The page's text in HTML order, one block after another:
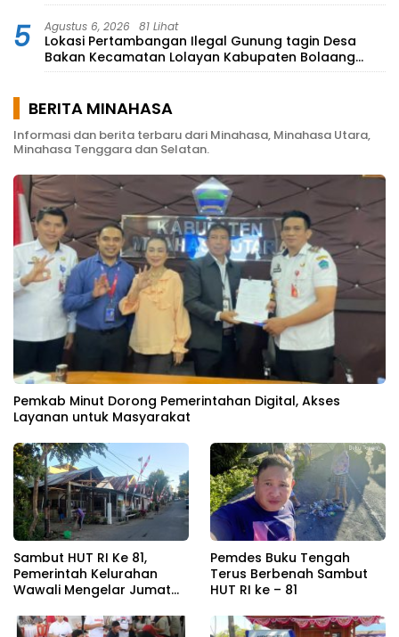
5 Agustus 6, 2026 81 Lihat
Lokasi Pertambangan Ilegal Gunung tagin Desa
Bakan Kecamatan Lolayan Kabupaten Bolaang
Mongondow di perkebunan Lolotut Target
BERITA MINAHASA
Informasi dan berita terbaru dari Minahasa, Minahasa Utara,
Minahasa Tenggara dan Selatan.
Pemkab Minut Dorong Pemerintahan Digital, Akses
Layanan untuk Masyarakat
Sambut HUT RI Ke 81,
Pemerintah Kelurahan
Wawali Mengelar Jumat
Pemdes Buku Tengah
Terus Berbenah Sambut
HUT RI ke – 81